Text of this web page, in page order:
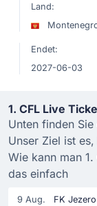
Land:
Endet:
2027-06-03
1. CFL Live
Unten finden
Unser Ziel ist
Wie kann man 1.
das einfach
9 Aug.
FK Jezero